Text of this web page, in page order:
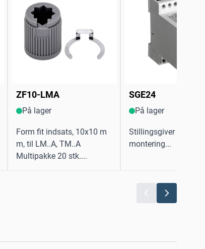
ZF10-LMA
På lager
Form fit indsats, 10x10 m
m, til LM..A, TM..A
Multipakke 20 stk....
SGE24
På lager
Stillingsgiver til
montering...